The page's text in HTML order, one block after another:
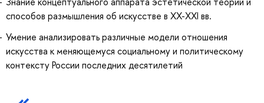
способов размышления об искусстве в XX-XXI вв.
Умение анализировать различные модели отношения
искусства к меняющемуся социальному и политическому
контексту России последних десятилетий